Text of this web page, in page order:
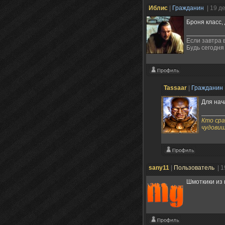
Иблис Гражданин
| 19
Броня
Если завтра
Будь
Tassaаr Гражданин
Для
Кто
sany11 Пользователь
|
Шмоткики из